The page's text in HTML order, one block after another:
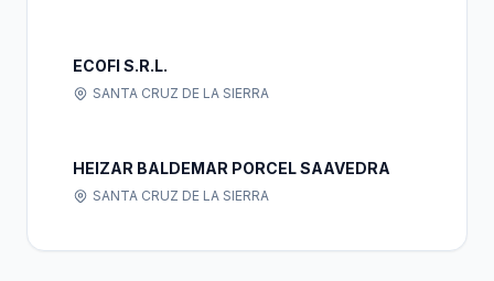
ECOFI S.R.L.
SANTA CRUZ DE LA SIERRA
HEIZAR BALDEMAR PORCEL SAAVEDRA
SANTA CRUZ DE LA SIERRA